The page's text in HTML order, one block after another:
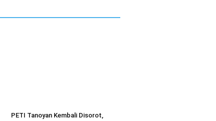
PETI Tanoyan Kembali Disorot,